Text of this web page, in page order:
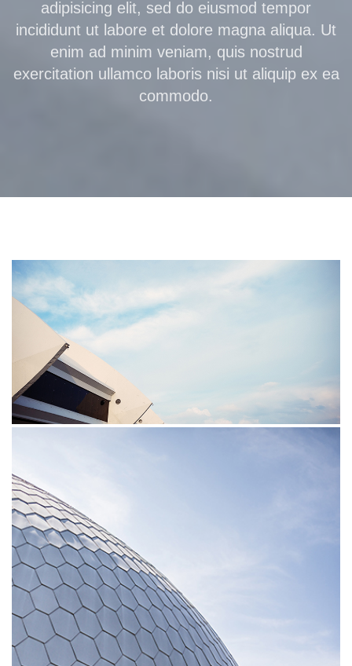
adipisicing elit, sed do eiusmod tempor
incididunt ut labore et dolore magna aliqua. Ut
enim ad minim veniam, quis nostrud
exercitation ullamco laboris nisi ut aliquip ex ea
commodo.